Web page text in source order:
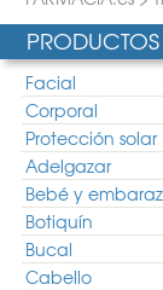
PRODUCTOS
Facial
Corporal
Protección solar
Adelgazar
Bebé y
Botiquín
Bucal
Cabello